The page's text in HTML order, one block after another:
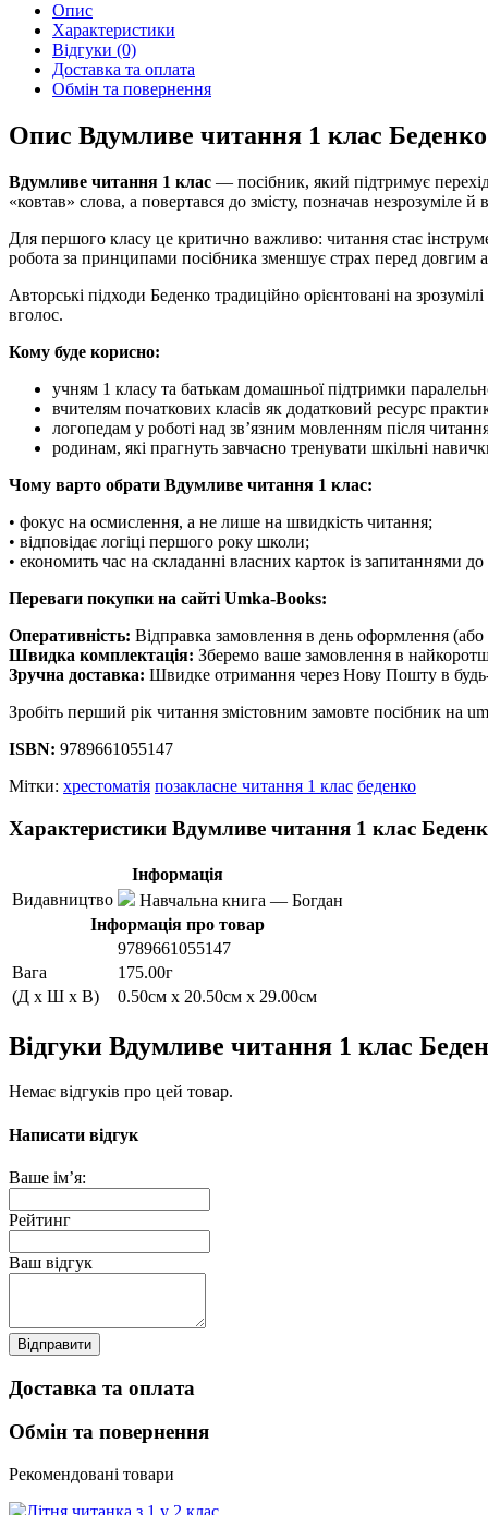
Опис
Характеристики
Відгуки (0)
Доставка та оплата
Обмін та повернення
Опис Вдумливе читання 1 клас Беденко
Вдумливе читання 1 клас — посібник, який підтримує
«ковтав» слова, а повертався до змісту, позначав
Для першого класу це критично важливо: читання стає
робота за принципами посібника зменшує страх перед довгим
Авторські підходи Беденко традиційно орієнтовані на
вголос.
Кому буде корисно:
учням 1 класу та батькам домашньої підтримки
вчителям початкових класів як додатковий ресурс
логопедам у роботі над зв’язним мовленням після
родинам, які прагнуть завчасно тренувати шкільні
Чому варто обрати Вдумливе читання 1 клас:
• фокус на осмислення, а не лише на швидкість читання;
• відповідає логіці першого року школи;
• економить час на складанні власних карток із запитаннями до
Переваги покупки на сайті Umka-Books:
Оперативність: Відправка замовлення в день оформлення
Швидка комплектація: Зберемо ваше замовлення в
Зручна доставка: Швидке отримання через Нову Пошту в
Зробіть перший рік читання змістовним замовте посібник на
ISBN: 9789661055147
Мітки: хрестоматія позакласне читання 1 клас беденко
Характеристики Вдумливе читання 1 клас
Інформація
Видавництво
Навчальна книга — Богдан
Інформація про товар
9789661055147
Вага
175.00г
(Д x Ш x В)
0.50см x 20.50см x 29.00см
Відгуки Вдумливе читання 1 клас
Немає відгуків про цей товар.
Написати відгук
Ваше ім’я:
Рейтинг
Ваш відгук
Відправити
Доставка та оплата
Обмін та повернення
Рекомендовані товари